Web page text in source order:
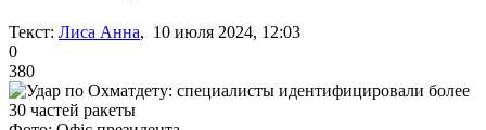
Текст: Лиса Анна, 10 июля 2024, 12:03
0
380